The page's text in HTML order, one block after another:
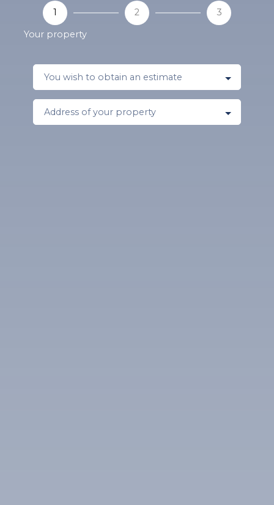
1
Your property
2 3
You wish to obtain an estimate
Address of your property